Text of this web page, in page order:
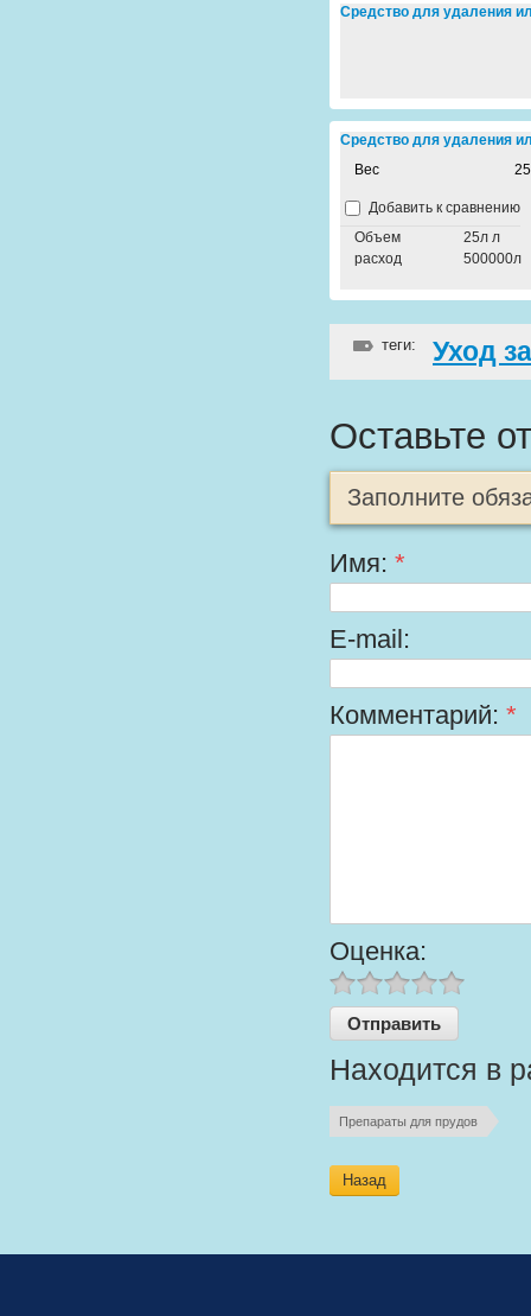
Средство для удаления
Средство для удаления
Вес
25
Добавить к сравнению
Объем
25л л
расход
500000л
теги: Уход
Оставьте
Заполните
Имя: *
E-mail:
Комментарий: *
Оценка:
Находится в
Препараты для прудов
Назад